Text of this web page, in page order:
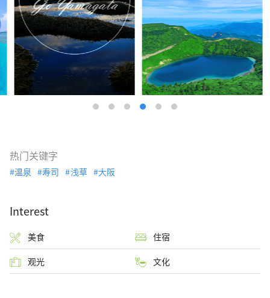
热门关键字
温泉 寿司 浅草 大阪
Interest
美食 住宿
观光 文化